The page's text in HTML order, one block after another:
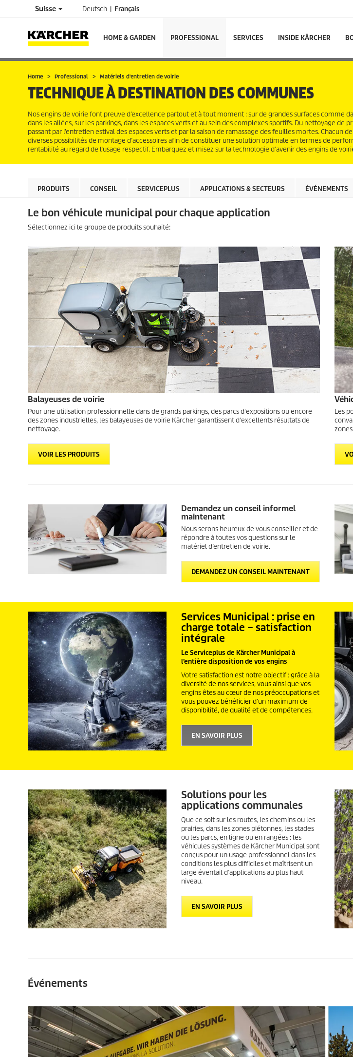
Suisse Deutsch Français
HOME & GARDEN PROFESSIONAL SERVICES INSIDE KÄRCHER
Home Professional Matériels d'entretien de voirie
TECHNIQUE À DESTINATION DES COMMUNES
Nos engins de voirie font preuve d’excellence partout et à tout moment : sur de grandes surfaces comme
dans les allées, sur les parkings, dans les espaces verts et au sein des complexes sportifs. Du nettoyage de
passant par l’entretien estival des espaces verts et par la saison de ramassage des feuilles mortes. Chacun
diverses possibilités de montage d’accessoires afin de constituer une solution optimale en termes de
rentabilité au regard de l’usage respectif. Embarquez et misez sur la technologie d’avenir des engins de
PRODUITS CONSEIL SERVICEPLUS APPLICATIONS & SECTEURS ÉVÉNEMENTS
Le bon véhicule municipal pour chaque application
Sélectionnez ici le groupe de produits souhaité:
Balayeuses de voirie
Pour une utilisation professionnelle dans de grands parkings, des parcs d'expositions ou encore
des zones industrielles, les balayeuses de voirie Kärcher garantissent d'excellents résultats de
nettoyage.
VOIR LES PRODUITS
Les
Demandez un conseil informel
maintenant
Nous serons heureux de vous conseiller et de
répondre à toutes vos questions sur le
matériel d’entretien de voirie.
DEMANDEZ UN CONSEIL MAINTENANT
Services Municipal : prise en
charge totale – satisfaction
intégrale
Le Serviceplus de Kärcher Municipal à
l’entière disposition de vos engins
Votre satisfaction est notre objectif : grâce à la
diversité de nos services, vous ainsi que vos
engins êtes au cœur de nos préoccupations et
vous pouvez bénéficier d’un maximum de
disponibilité, de qualité et de compétences.
EN SAVOIR PLUS
Solutions pour les
applications communales
Que ce soit sur les routes, les chemins ou les
prairies, dans les zones piétonnes, les stades
ou les parcs, en ligne ou en rangées : les
véhicules systèmes de Kärcher Municipal sont
conçus pour un usage professionnel dans les
conditions les plus difficiles et maîtrisent un
large éventail d’applications au plus haut
niveau.
EN SAVOIR PLUS
Événements